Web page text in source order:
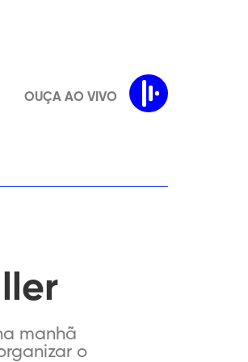
OUÇA AO VIVO
manhã
o